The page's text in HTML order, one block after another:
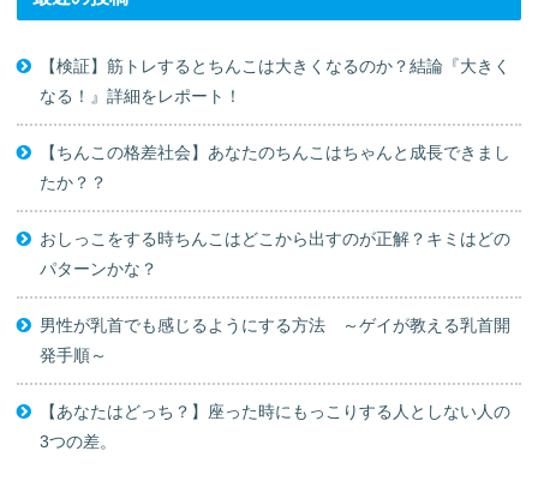
【検証】筋トレするとちんこは大きくなるのか？結論『大きく
なる！』詳細をレポート！
【ちんこの格差社会】あなたのちんこはちゃんと成長できまし
たか？？
おしっこをする時ちんこはどこから出すのが正解？キミはどの
パターンかな？
男性が乳首でも感じるようにする方法 ～ゲイが教える乳首開
発手順～
【あなたはどっち？】座った時にもっこりする人としない人の
3つの差。